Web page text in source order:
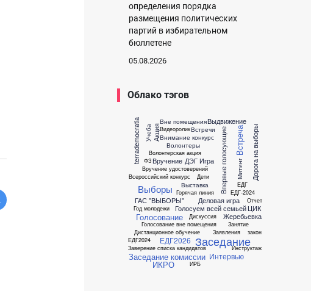
определения порядка
размещения политических
партий в избирательном
бюллетене
05.08.2026
Облако тэгов
terrademocratia АкцияВидеоролик
Вне помещения
Внимание конкурс
Волонтерская акция
Волонтеры Впервые голосующие
Вручение
Вручение удостоверений
Всероссийский конкурс
Встреча
Встречи
Выборы
Выдвижение
Выставка
ГАС "ВЫБОРЫ"
Год молодежи
Голосование
Голосование вне помещения
Голосуем всей семьей
Горячая линия
ДЭГ
Деловая игра
Дети
Дискуссия
Дистанционное обучение
Дорога на выборы
ЕДГ
ЕДГ-2024
ЕДГ2024 ЕДГ2026
Жеребьевка
Заверение списка кандидатов
Занятие
Заседание
Заседание комиссии
Заявления
ИКРО ИРБ
Игра
Инструктаж
Интервью
Митинг
Отчет
Учеба
ФЗ
ЦИК
закон